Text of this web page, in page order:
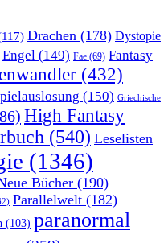
Drachen (178) Dystopie
Engel (149) Fae (69) Fantasy
(432)
(150) Griechische
High Fantasy
(540) Leselisten
(1346)
Bücher (190)
Parallelwelt (182)
(103) paranormal